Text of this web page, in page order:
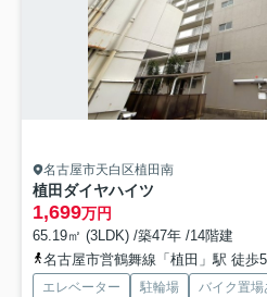
名古屋市天白区植田南
植田ダイヤハイツ
1,699万円
65.19㎡ (3LDK) /築47年 /14階建
名古屋市営鶴舞線「植田」駅 徒歩
エレベーター 駐輪場 バイク置場